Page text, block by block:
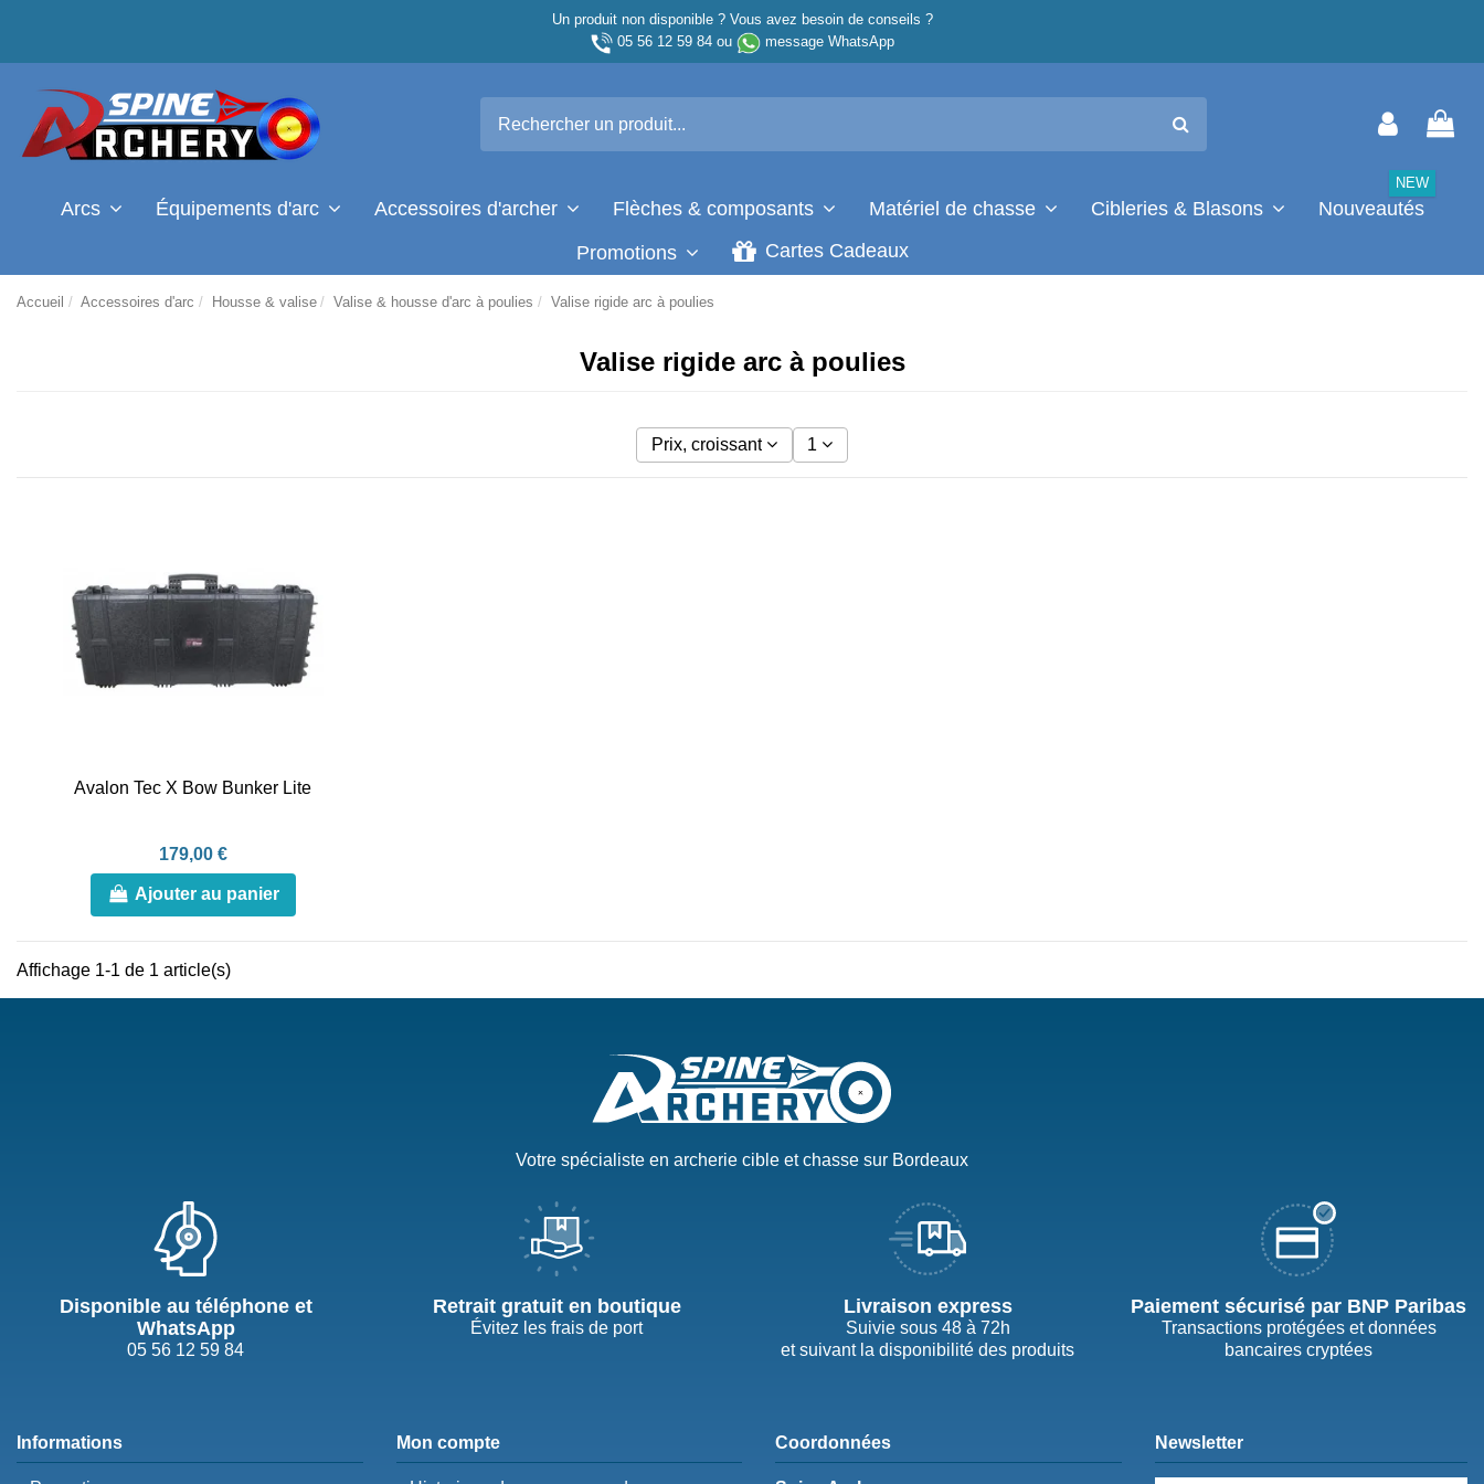
Un produit non disponible ? Vous avez besoin de conseils ?
05 56 12 59 84ou message WhatsApp
Arcs Équipements d'arc Accessoires d'archer Flèches & composants Matériel de chasse Cibleries & Blasons Nouveautés
NEW
Promotions Cartes Cadeaux
Accueil Accessoires d'arc Housse & valise Valise & housse d'arc à poulies Valise rigide arc à poulies
Valise rigide arc à poulies
Prix, croissant 1
Avalon Tec X Bow Bunker Lite
179,00 €
Ajouter au panier
Affichage 1-1 de 1 article(s)
Votre spécialiste en archerie cible et chasse sur Bordeaux
Disponible au téléphone et
WhatsApp
05 56 12 59 84
Retrait gratuit en boutique
Évitez les frais de port
Livraison express
Suivie sous 48 à 72h
et suivant la disponibilité des produits
Paiement sécurisé par BNP Paribas
Transactions protégées et données
bancaires cryptées
Informations Mon compte Coordonnées Newsletter